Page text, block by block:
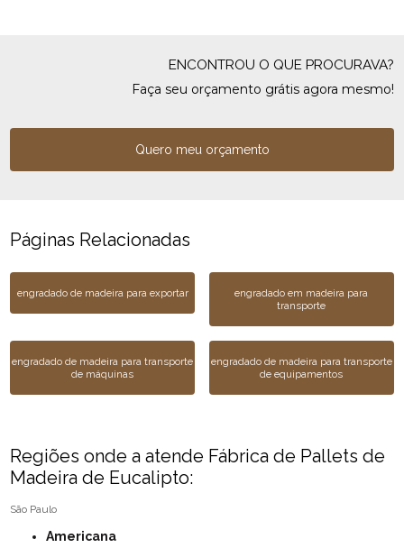
ENCONTROU O QUE PROCURAVA?
Faça seu orçamento grátis agora mesmo!
Quero meu orçamento
Páginas Relacionadas
engradado de madeira para exportar
engradado em madeira para
transporte
engradado de madeira para transporte
de máquinas
engradado de madeira para transporte
de equipamentos
Regiões onde a atende Fábrica de Pallets de
Madeira de Eucalipto:
São Paulo
Americana